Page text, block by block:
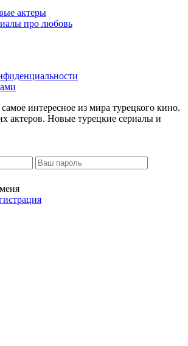
актеры
про любовь
интересное из мира турецкого кино.
актеров. Новые турецкие сериалы и